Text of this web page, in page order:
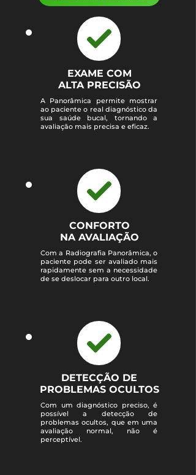
EXAME COM
ALTA PRECISÃO
A Panorâmica permite mostrar
ao paciente o real diagnóstico da
sua saúde bucal, tornando a
avaliação mais precisa e eficaz.
CONFORTO
NA AVALIAÇÃO
Com a Radiografia Panorâmica, o
paciente pode ser avaliado mais
rapidamente sem a necessidade
de se deslocar para outro local.
DETECÇÃO DE
PROBLEMAS OCULTOS
Com um diagnóstico preciso, é
possível a detecção de
problemas ocultos, que em uma
avaliação normal, não é
perceptível.